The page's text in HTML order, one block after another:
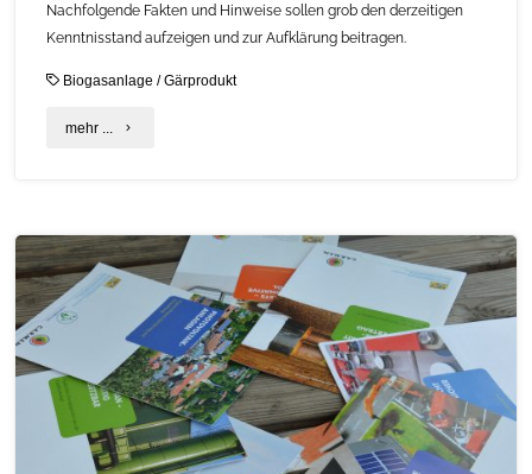
Nachfolgende Fakten und Hinweise sollen grob den derzeitigen
Kenntnisstand aufzeigen und zur Aufklärung beitragen.
Biogasanlage /Gärprodukt
mehr ... "Hygiene
und
Hinweise"